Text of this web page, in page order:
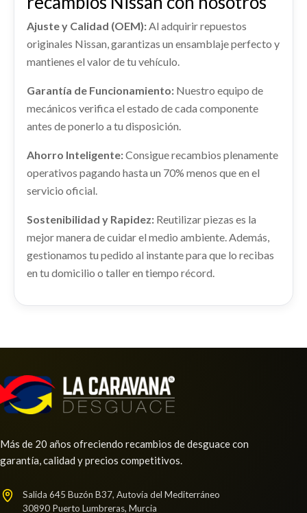
TRANSMISION DELANTERA DERECHA usado.
Ref: 2253104
Consultar
TRANSMISION DELANTERA IZQUIERDA usado.
2253105
Consultar
AMORTIGUADOR TRASERO DERECHO
AMORTIGUADOR TRASERO DERECHO usado.
Ref: 2253069
Consultar
Ajuste y Calidad (OEM):Al adquirir repuestos
originales Nissan, garantizas un ensamblaje perfecto y
mantienes el valor de tu vehículo.
Garantía de Funcionamiento: Nuestro equipo de
mecánicos verifica el estado de cada componente
antes de ponerlo a tu disposición.
Ahorro Inteligente:Consigue recambios plenamente
operativos pagando hasta un 70% menos que en el
servicio oficial.
Sostenibilidad y Rapidez: Reutilizar piezas es la
mejor manera de cuidar el medio ambiente. Además,
gestionamos tu pedido al instante para que lo recibas
en tu domicilio o taller en tiempo récord.
Más de 20 años ofreciendo recambios de desguace con
garantía, calidad y precios competitivos.
Salida 645 Buzón B37, Autovía del Mediterráneo
30890 Puerto Lumbreras, Murcia